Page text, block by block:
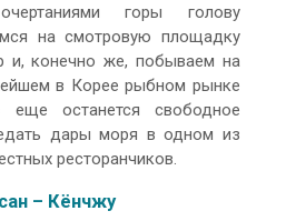
горы голову
на смотровую площадку
и, конечно же, побываем на
в Корее рыбном рынке
еще останется свободное
дары моря в одном из
ресторанчиков.
– Кёнчжу